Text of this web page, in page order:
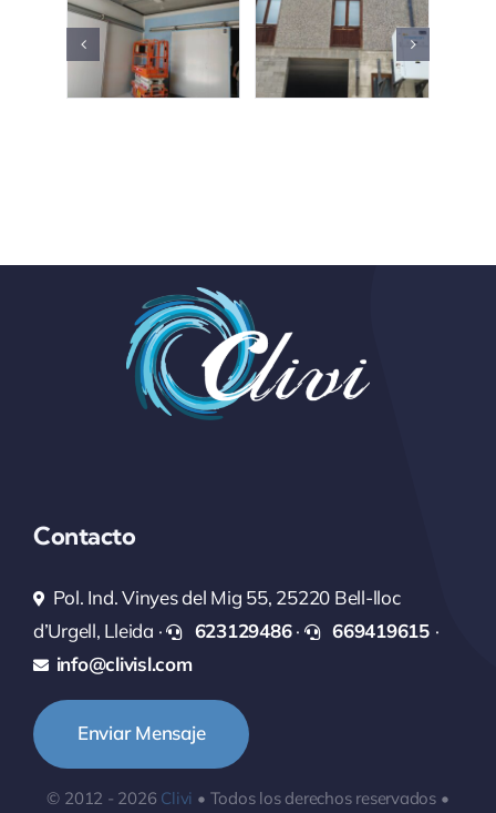
Contacto
Pol. Ind. Vinyes del Mig 55, 25220 Bell-lloc
d’Urgell, Lleida ·
623129486· 669419615 ·
info@clivisl.com
Enviar Mensaje
© 2012 - 2026 Clivi • Todos los derechos reservados •